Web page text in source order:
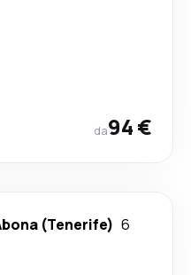
da94 €
(Tenerife) 6